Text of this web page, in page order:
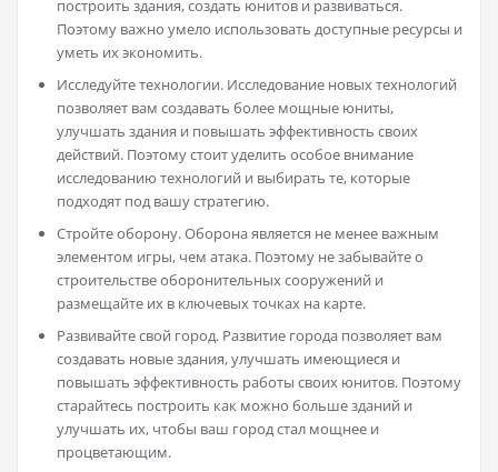
построить здания, создать юнитов и развиваться.
Поэтому важно умело использовать доступные ресурсы и
уметь их экономить.
Исследуйте технологии. Исследование новых технологий
позволяет вам создавать более мощные юниты,
улучшать здания и повышать эффективность своих
действий. Поэтому стоит уделить особое внимание
исследованию технологий и выбирать те, которые
подходят под вашу стратегию.
Стройте оборону. Оборона является не менее важным
элементом игры, чем атака. Поэтому не забывайте о
строительстве оборонительных сооружений и
размещайте их в ключевых точках на карте.
Развивайте свой город. Развитие города позволяет вам
создавать новые здания, улучшать имеющиеся и
повышать эффективность работы своих юнитов. Поэтому
старайтесь построить как можно больше зданий и
улучшать их, чтобы ваш город стал мощнее и
процветающим.